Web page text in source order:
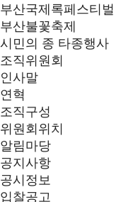
부산국제록페스티벌
부산불꽃축제
시민의 종 타종행사
조직위원회
인사말
연혁
조직구성
위원회위치
알림마당
공지사항
공시정보
입찰공고